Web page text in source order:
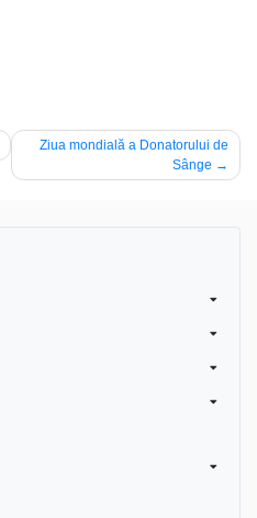
Ziua mondială a Donatorului de
Sânge